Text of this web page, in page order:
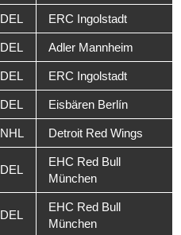
DEL ERC Ingolstadt
DEL Adler Mannheim
DEL ERC Ingolstadt
DEL Eisbären Berlín
NHL Detroit Red Wings
DEL
EHC Red Bull
München
DEL
EHC Red Bull
München